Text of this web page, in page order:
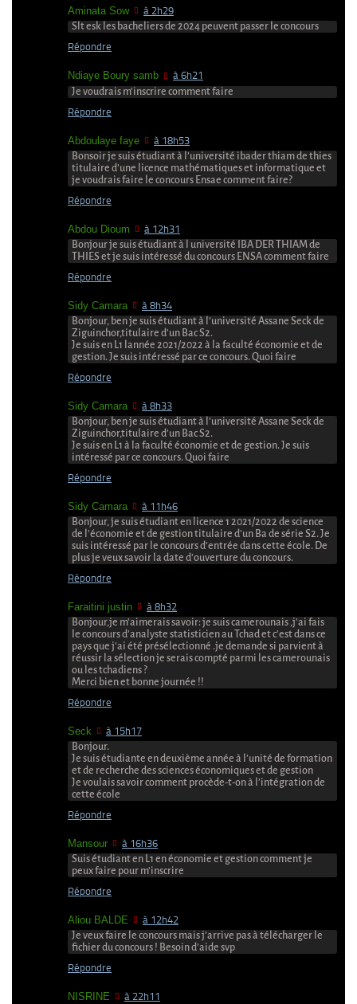
Aminata Sow à 2h29
Slt esk les bacheliers de 2024 peuvent passer le concours
Répondre
Ndiaye Boury samb à 6h21
Je voudrais m’inscrire comment faire
Répondre
Abdoulaye faye à 18h53
Bonsoir je suis étudiant à l’université ibader thiam de thies
titulaire d’une licence mathématiques et informatique et
je voudrais faire le concours Ensae comment faire?
Répondre
Abdou Dioum à 12h31
Bonjour je suis étudiant à l université IBA DER THIAM de
THIES et je suis intéressé du concours ENSA comment faire
Répondre
Sidy Camara à 8h34
Bonjour, ben je suis étudiant à l’université Assane Seck de
Ziguinchor,titulaire d’un Bac S2.
Je suis en L1 lannée 2021/2022 à la faculté économie et de
gestion. Je suis intéressé par ce concours. Quoi faire
Répondre
Sidy Camara à 8h33
Bonjour, ben je suis étudiant à l’université Assane Seck de
Ziguinchor,titulaire d’un Bac S2.
Je suis en L1 à la faculté économie et de gestion. Je suis
intéressé par ce concours. Quoi faire
Répondre
Sidy Camara à 11h46
Bonjour, je suis étudiant en licence 1 2021/2022 de science
de l’économie et de gestion titulaire d’un Ba de série S2. Je
suis intéressé par le concours d’entrée dans cette école. De
plus je veux savoir la date d’ouverture du concours.
Répondre
Faraitini justin à 8h32
Bonjour,je m’aimerais savoir: je suis camerounais ,j’ai fais
le concours d’analyste statisticien au Tchad et c’est dans ce
pays que j’ai été présélectionné .je demande si parvient à
réussir la sélection je serais compté parmi les camerounais
ou les tchadiens ?
Merci bien et bonne journée !!
Répondre
Seck à 15h17
Bonjour.
Je suis étudiante en deuxième année à l’unité de formation
et de recherche des sciences économiques et de gestion
Je voulais savoir comment procède-t-on à l’intégration de
cette école
Répondre
Mansour à 16h36
Suis étudiant en L1 en économie et gestion comment je
peux faire pour m’inscrire
Répondre
Aliou BALDE à 12h42
Je veux faire le concours mais j’arrive pas à télécharger le
fichier du concours ! Besoin d’aide svp
Répondre
NISRINE à 22h11